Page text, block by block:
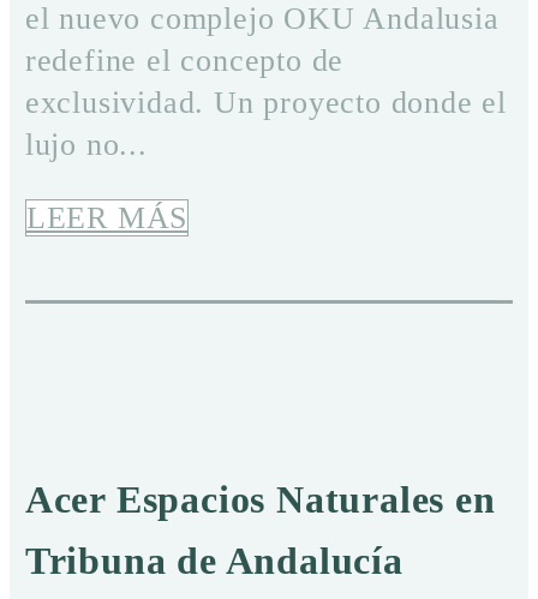
el nuevo complejo OKU Andalusia
redefine el concepto de
exclusividad. Un proyecto donde el
lujo no...
LEER MÁS
Acer Espacios Naturales en
Tribuna de Andalucía